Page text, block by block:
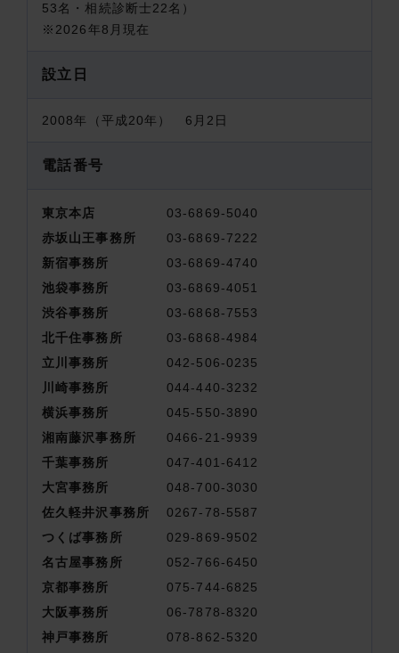
53名・相続診断士22名）
※2026年8月現在
設立日
2008年（平成20年） 6月2日
電話番号
東京本店
03-6869-5040
赤坂山王事務所
03-6869-7222
新宿事務所
03-6869-4740
池袋事務所
03-6869-4051
渋谷事務所
03-6868-7553
北千住事務所
03-6868-4984
立川事務所
042-506-0235
川崎事務所
044-440-3232
横浜事務所
045-550-3890
湘南藤沢事務所
0466-21-9939
千葉事務所
047-401-6412
大宮事務所
048-700-3030
佐久軽井沢事務所
0267-78-5587
つくば事務所
029-869-9502
名古屋事務所
052-766-6450
京都事務所
075-744-6825
大阪事務所
06-7878-8320
神戸事務所
078-862-5320